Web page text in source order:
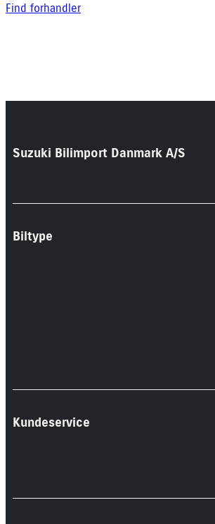
Find forhandler
Suzuki Bilimport Danmark A/S
Biltype
Kundeservice